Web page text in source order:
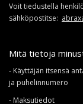
Voit tiedustella
sähköpostitse:
Mitä tietoja
- Käyttäjän itsensä
ja puhelinnumero
- Maksutiedot